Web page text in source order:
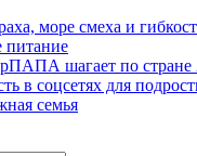
море смеха и
питание
шагает по стране
в соцсетях для
семья